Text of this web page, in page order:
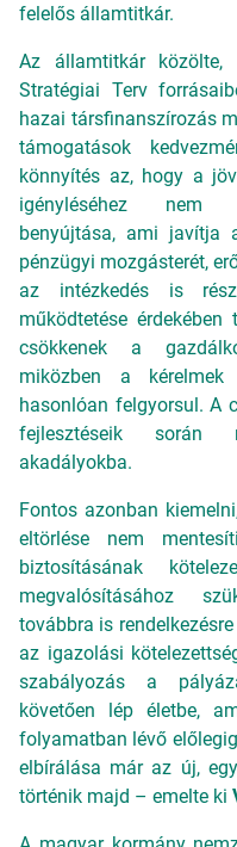
felelős államtitkár.
Az államtitkár közölte,
Stratégiai Terv
hazai társfinanszírozás
támogatások
könnyítés az, hogy a
igényléséhez nem
benyújtása, ami javítja
pénzügyi mozgásterét,
az intézkedés is
működtetése
csökkenek a
miközben a kérelmek
hasonlóan felgyorsul. A
fejlesztéseik során
akadályokba.
Fontos azonban
eltörlése nem
biztosításának
megvalósításához
továbbra is
az igazolási
szabályozás a
követően lép életbe,
folyamatban lévő
elbírálása már az új,
történik majd – emelte ki